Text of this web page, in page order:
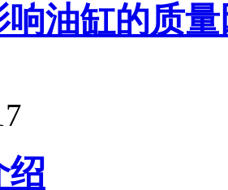
响油缸的质
绍